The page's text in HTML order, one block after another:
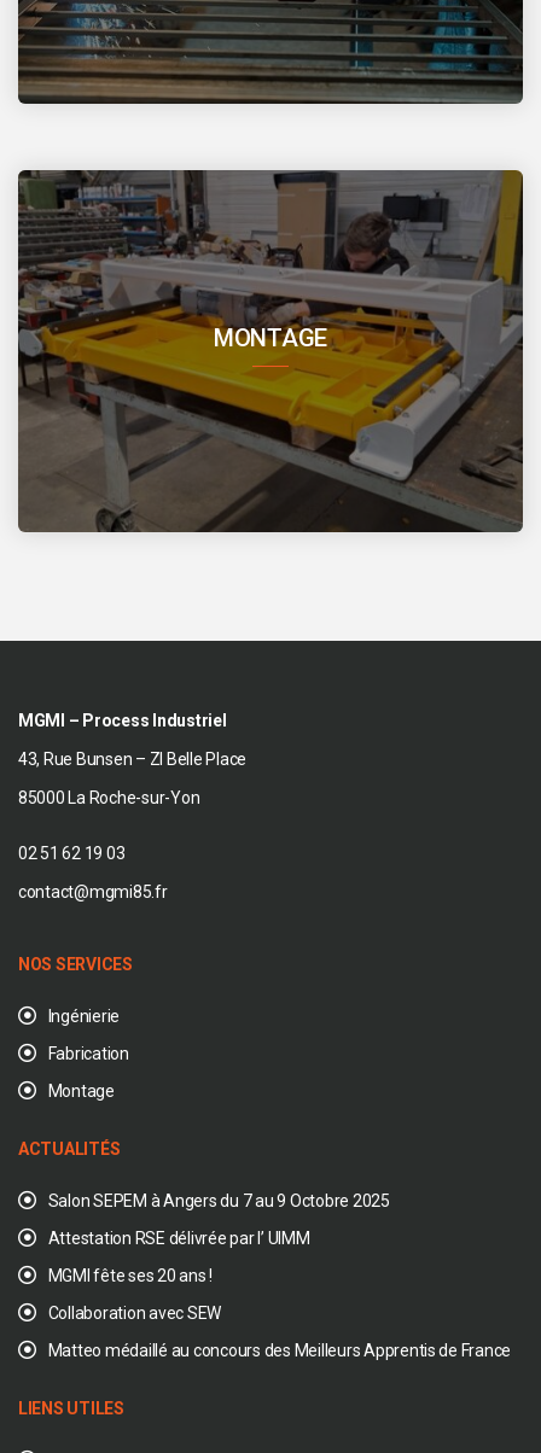
MONTAGE
MGMI – Process Industriel
43, Rue Bunsen – ZI Belle Place
85000 La Roche-sur-Yon
02 51 62 19 03
contact@mgmi85.fr
NOS SERVICES
Ingénierie
Fabrication
Montage
ACTUALITÉS
Salon SEPEM à Angers du 7 au 9 Octobre 2025
Attestation RSE délivrée par l’ UIMM
MGMI fête ses 20 ans !
Collaboration avec SEW
Matteo médaillé au concours des Meilleurs Apprentis de France
LIENS UTILES